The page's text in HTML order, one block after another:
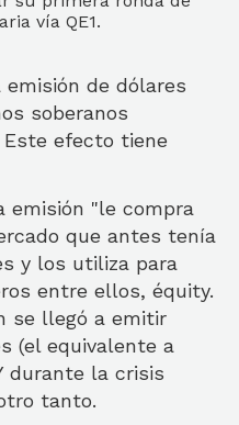
vía QE1.
emisión de dólares
soberanos
efecto tiene
emisión "le compra
que antes tenía
y los utiliza para
entre ellos, équity.
se llegó a emitir
(el equivalente a
durante la crisis
tanto.